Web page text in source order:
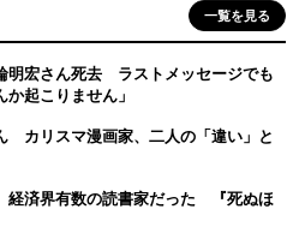
一覧を見る
明宏さん死去 ラストメッセージでも
起こりません」
カリスマ漫画家、二人の「違い」と
経済界有数の読書家だった 『死ぬほ